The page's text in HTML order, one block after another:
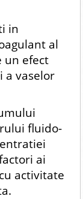
in
al
un efect
a vaselor
fluido-
ai
activitate